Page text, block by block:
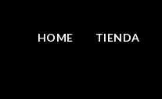
HOME TIENDA